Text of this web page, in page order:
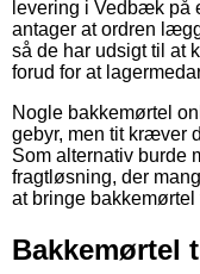
levering i Vedbæk på
antager at ordren
så de har udsigt til at
forud for at
Nogle bakkemørtel
gebyr, men tit kræver
Som alternativ burde
fragtløsning, der
at bringe
Bakkemørtel